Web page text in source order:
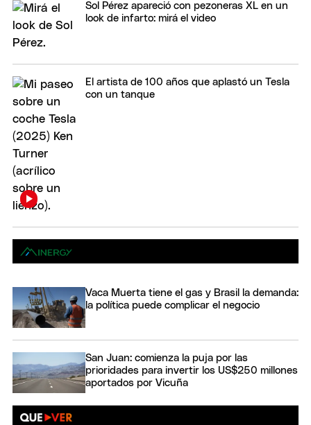
Sol Pérez apareció con pezoneras XL en un
look de infarto: mirá el video
El artista de 100 años que aplastó un Tesla
con un tanque
Vaca Muerta tiene el gas y Brasil la demanda:
la política puede complicar el negocio
San Juan: comienza la puja por las
prioridades para invertir los US$250 millones
aportados por Vicuña